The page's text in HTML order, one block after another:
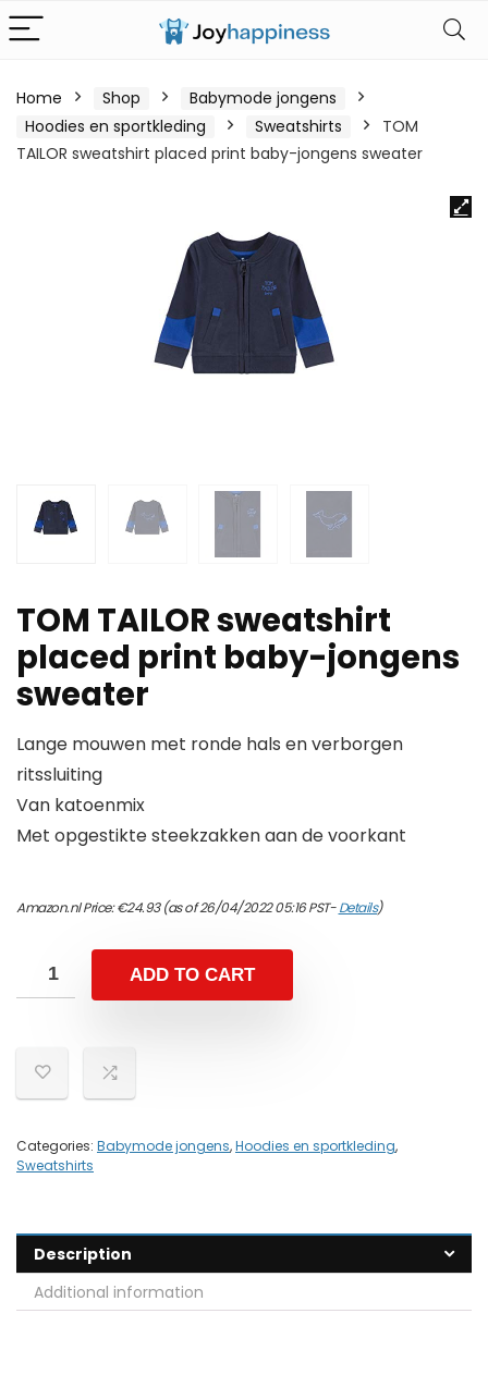
Home Shop
Babymode jongens
Hoodies en sportkleding
Sweatshirts
TOM
TAILOR sweatshirt placed print baby-jongens sweater
TOM TAILOR sweatshirt
placed print baby-jongens
sweater
Lange mouwen met ronde hals en verborgen
ritssluiting
Van katoenmix
Met opgestikte steekzakken aan de voorkant
Amazon.nl Price:€24.93(as of 26/04/2022 05:16 PST-Details)
ADD TO CART
Categories: Babymode jongens,Hoodies en sportkleding,
Sweatshirts
Description
Additional information